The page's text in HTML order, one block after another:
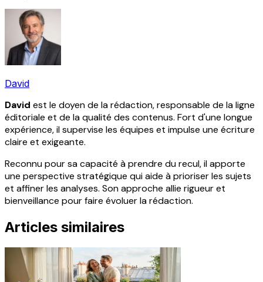
David
David est le doyen de la rédaction, responsable de la ligne
éditoriale et de la qualité des contenus. Fort d'une longue
expérience, il supervise les équipes et impulse une écriture
claire et exigeante.
Reconnu pour sa capacité à prendre du recul, il apporte
une perspective stratégique qui aide à prioriser les sujets
et affiner les analyses. Son approche allie rigueur et
bienveillance pour faire évoluer la rédaction.
Articles similaires